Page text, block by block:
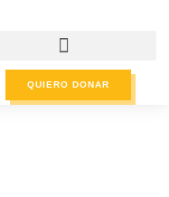
QUIERO DONAR